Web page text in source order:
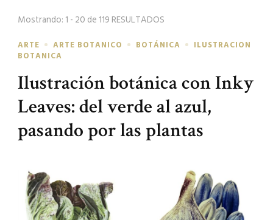
Mostrando: 1 - 20 de 119 RESULTADOS
ARTE ARTE BOTANICO BOTÁNICA
ILUSTRACION
BOTANICA
Ilustración botánica con Inky
Leaves: del verde al azul,
pasando por las plantas